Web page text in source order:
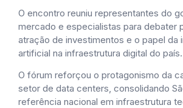
O encontro reuniu representantes do
mercado e especialistas para debater
atração de investimentos e o papel da
artificial na infraestrutura digital do país.
O fórum reforçou o protagonismo da
setor de data centers, consolidando
referência nacional em infraestrutura